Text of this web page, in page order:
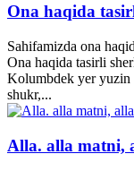
Ona haqida
Sahifamizda ona
Ona haqida tasirli
Kolumbdek yer
shukr,...
Alla. alla matni,